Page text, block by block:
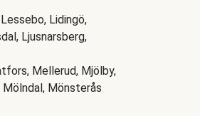
Lidingö,
Ljusnarsberg,
Mellerud, Mjölby,
Mönsterås